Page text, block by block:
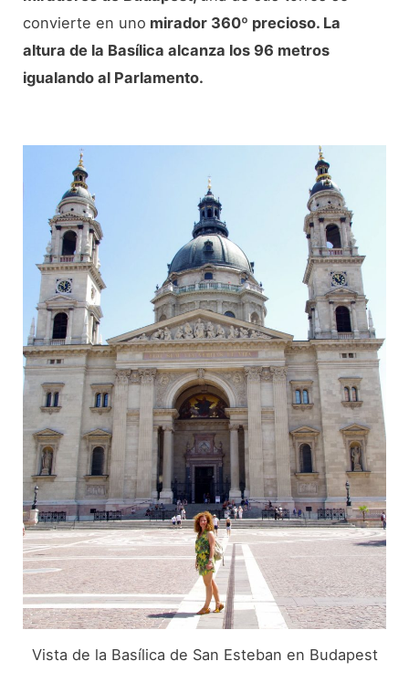
convierte en uno mirador 360º precioso. La
altura de la Basílica alcanza los 96 metros
igualando al Parlamento.
Vista de la Basílica de San Esteban en Budapest